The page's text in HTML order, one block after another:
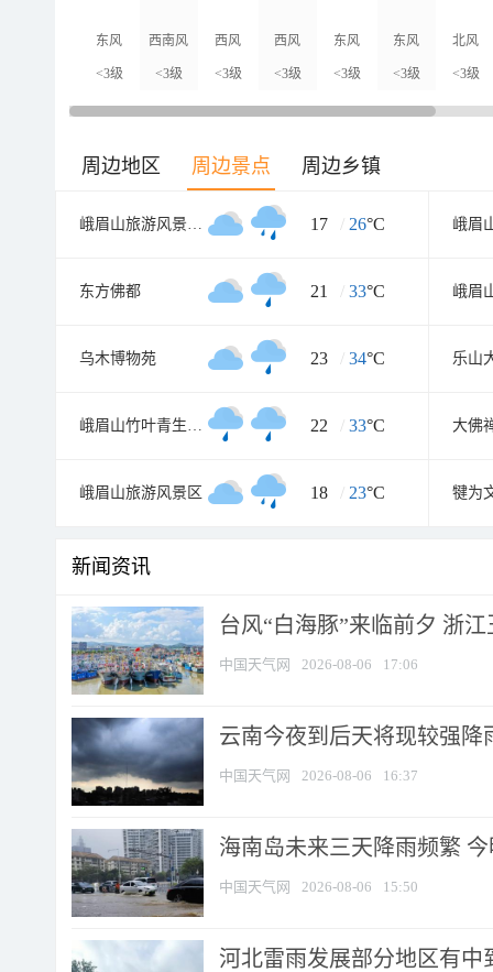
东风
<3级
西南风
<3级
西风
<3级
西风
<3级
东风
<3级
东风
<3级
北风
<3级
周边地区 周边景点 周边乡镇
峨眉山旅游风景区零公里入口 17 / 26°C
东方佛都 21 / 33°C
乌木博物苑 23 / 34°C 乐山
峨眉山竹叶青生态茗园 22 / 33°C 大佛
峨眉山旅游风景区 18 / 23°C 犍为
新闻资讯
台风“白海豚”来临前夕 浙
中国天气网 2026-08-06 17:06
云南今夜到后天将现较强降
中国天气网 2026-08-06 16:37
海南岛未来三天降雨频繁
中国天气网 2026-08-06 15:50
河北雷雨发展部分地区有中